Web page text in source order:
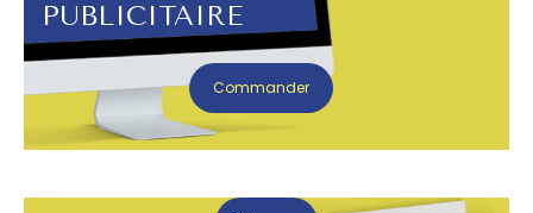
PUBLICITAIRE
Commander